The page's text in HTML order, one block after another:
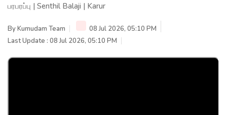
பரபரப்பு | Senthil Balaji | Karur
ByKumudam Team
08 Jul 2026, 05:10 PM
Last Update : 08 Jul 2026, 05:10 PM